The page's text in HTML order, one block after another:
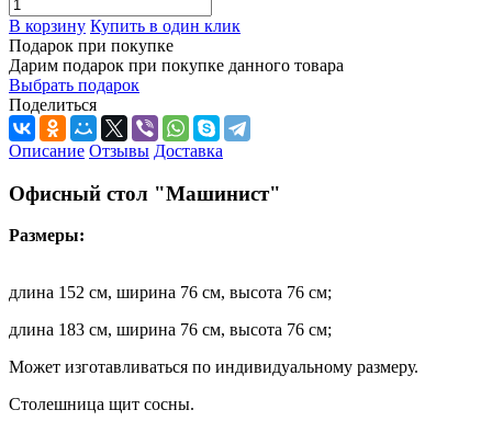
В корзину Купить в один клик
Подарок при покупке
Дарим подарок при покупке данного товара
Выбрать подарок
Поделиться
Описание Отзывы Доставка
Офисный стол "Машинист"
Размеры:
длина 152 см, ширина 76 см, высота 76 см;
длина 183 см, ширина 76 см, высота 76 см;
Может изготавливаться по индивидуальному размеру.
Столешница щит сосны.